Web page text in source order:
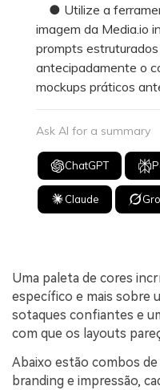
● Utilize a
imagem da Media.io
prompts
antecipadamente o
mockups práticos
Ask AI for a summary
ChatGPT
Claude
Uma paleta de cores
específico e mais sobre
sotaques confiantes e
com que os layouts
Abaixo estão combos
branding e impressão,